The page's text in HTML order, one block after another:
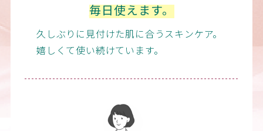
毎日使えます。
久しぶりに見付けた肌に合うスキンケア。
嬉しくて使い続けています。